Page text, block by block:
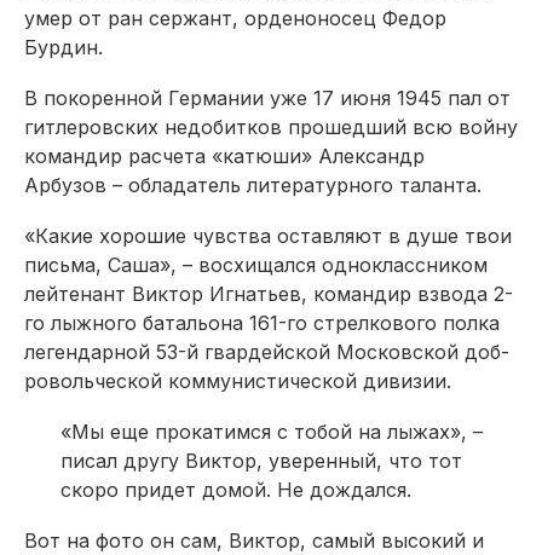
умер от ран сержант, орденоносец Федор
Бурдин.
В покоренной Германии уже 17 июня 1945 пал от
гитлеровских недобитков прошедший всю войну
командир расчета «катюши» Александр
Арбузов – обладатель литературного таланта.
«Какие хорошие чувства оставляют в душе твои
письма, Саша», – восхищался одноклассником
лейтенант Виктор Игнатьев, командир взвода 2-
го лыжного батальона 161-го стрелкового полка
легендарной 53-й гвардейской Московской доб­
ровольческой коммунистической дивизии.
«Мы еще прокатимся с тобой на лыжах», –
писал другу Виктор, уверенный, что тот
скоро придет домой. Не дождался.
Вот на фото он сам, Виктор, самый высокий и